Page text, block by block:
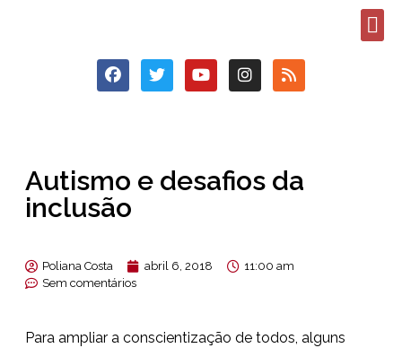
Autismo e desafios da
inclusão
Poliana Costa abril 6, 2018
11:00 am
Sem comentários
Para ampliar a conscientização de todos, alguns